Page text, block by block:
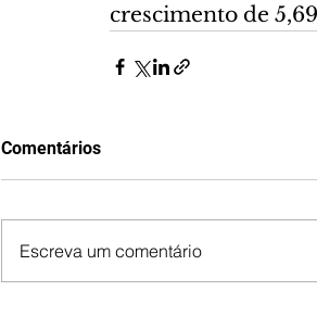
crescimento de
Comentários
Escreva um comentário